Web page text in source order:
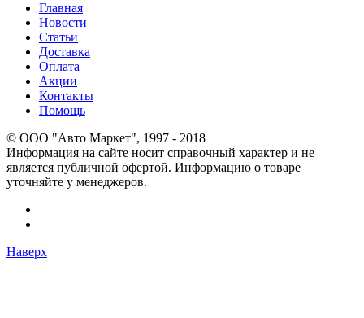
Главная
Новости
Статьи
Доставка
Оплата
Акции
Контакты
Помощь
© OOO "Авто Маркет", 1997 - 2018
Информация на сайте носит справочный характер и не
является публичной офертой. Информацию о товаре
уточняйте у менеджеров.
Наверх